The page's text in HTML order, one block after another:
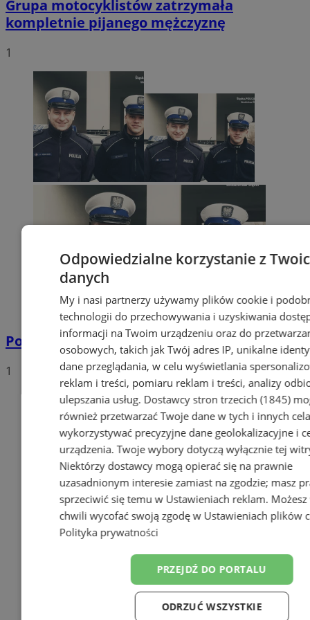
Grupa motocyklistów zatrzymała
kompletnie pijanego mężczyznę
1
Policyjna eskorta na porodówkę
1
Odpowiedzialne korzystanie z
danych
My i nasi partnerzy używamy plików cookie i
technologii do przechowywania i uzyskiwania
informacji na Twoim urządzeniu oraz do
osobowych, takich jak Twój adres IP, unikalne
dane przeglądania, w celu wyświetlania
reklam i treści, pomiaru reklam i treści, analizy
ulepszania usług. Dostawcy stron trzecich (1845)
również przetwarzać Twoje dane w tych i innych
wykorzystywać precyzyjne dane geolokalizacyjne i
urządzenia. Twoje wybory dotyczą wyłącznie tej
Niektórzy dostawcy mogą opierać się na prawnie
uzasadnionym interesie zamiast na zgodzie; masz
sprzeciwić się temu w Ustawieniach reklam.
chwili wycofać swoją zgodę w Ustawieniach plików
Polityka prywatności
PRZEJDŹ DO PORTALU
ODRZUĆ WSZYSTKIE